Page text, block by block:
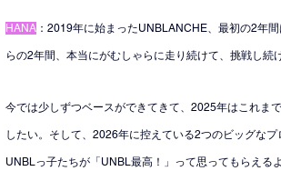
HANA ：2019年に始まったUNBLANCHE、最初の2年
らの2年間、本当にがむしゃらに走り続けて、挑戦し続
今では少しずつベースができてきて、2025年はこれま
したい。そして、2026年に控えている2つのビッグな
UNBLっ子たちが「UNBL最高！」って思ってもらえる